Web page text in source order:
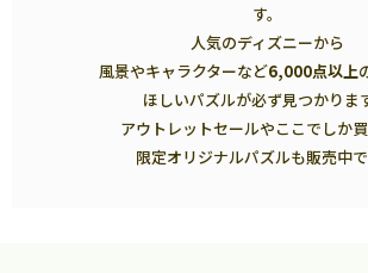
す。
人気のディズニーから
風景やキャラクターなど6,000点以上
ほしいパズルが必ず見つかりま
アウトレットセールやここでしか
限定オリジナルパズルも販売中で